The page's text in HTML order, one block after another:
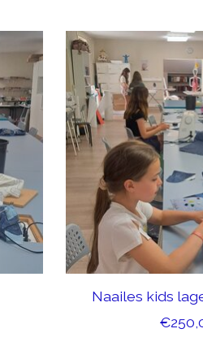
Naailes kids